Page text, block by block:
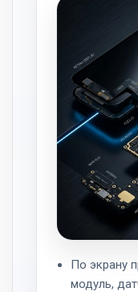
По экрану
модуль,